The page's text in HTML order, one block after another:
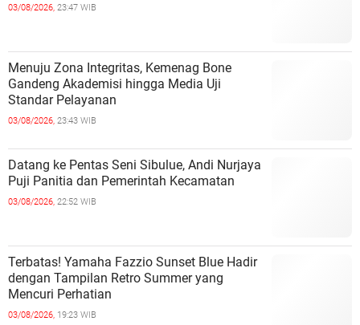
03/08/2026, 23:47 WIB
Menuju Zona Integritas, Kemenag Bone
Gandeng Akademisi hingga Media Uji
Standar Pelayanan
03/08/2026, 23:43 WIB
Datang ke Pentas Seni Sibulue, Andi Nurjaya
Puji Panitia dan Pemerintah Kecamatan
03/08/2026, 22:52 WIB
Terbatas! Yamaha Fazzio Sunset Blue Hadir
dengan Tampilan Retro Summer yang
Mencuri Perhatian
03/08/2026, 19:23 WIB